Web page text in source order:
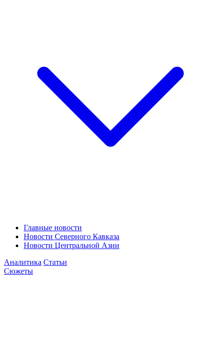
Главные новости
Новости Северного Кавказа
Новости Центральной Азии
Аналитика Статьи
Сюжеты